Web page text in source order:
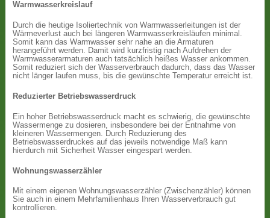
Warmwasserkreislauf
Durch die heutige Isoliertechnik von Warmwasserleitungen ist der
Wärmeverlust auch bei längeren Warmwasserkreisläufen minimal.
Somit kann das Warmwasser sehr nahe an die Armaturen
herangeführt werden. Damit wird kurzfristig nach Aufdrehen der
Warmwasserarmaturen auch tatsächlich heißes Wasser ankommen.
Somit reduziert sich der Wasserverbrauch dadurch, dass das Wasser
nicht länger laufen muss, bis die gewünschte Temperatur erreicht ist.
Reduzierter Betriebswasserdruck
Ein hoher Betriebswasserdruck macht es schwierig, die gewünschte
Wassermenge zu dosieren, insbesondere bei der Entnahme von
kleineren Wassermengen. Durch Reduzierung des
Betriebswasserdruckes auf das jeweils notwendige Maß kann
hierdurch mit Sicherheit Wasser eingespart werden.
Wohnungswasserzähler
Mit einem eigenen Wohnungswasserzähler (Zwischenzähler) können
Sie auch in einem Mehrfamilienhaus Ihren Wasserverbrauch gut
kontrollieren.